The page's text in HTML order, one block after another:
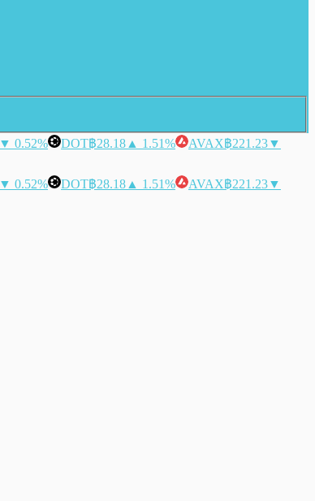
▼ 0.52% DOT฿28.18 ▲ 1.51% AVAX฿221.23▼
▼ 0.52% DOT฿28.18 ▲ 1.51% AVAX฿221.23▼